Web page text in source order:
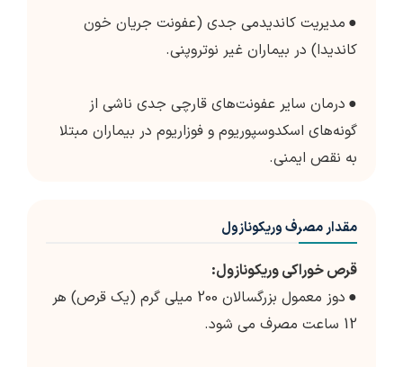
● مدیریت کاندیدمی جدی (عفونت جریان خون
کاندیدا) در بیماران غیر نوتروپنی.
● درمان سایر عفونت‌های قارچی جدی ناشی از
گونه‌های اسکدوسپوریوم و فوزاریوم در بیماران مبتلا
به نقص ایمنی.
مقدار مصرف وریکونازول
قرص خوراکی وریکونازول:
●
دوز معمول بزرگسالان 200 میلی گرم (یک قرص) هر
12 ساعت مصرف می شود.